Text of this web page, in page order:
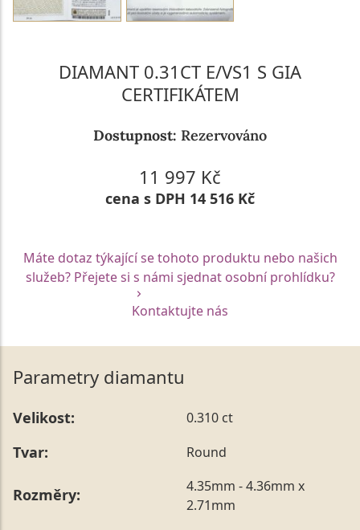
DIAMANT 0.31CT E/VS1 S GIA
CERTIFIKÁTEM
Dostupnost: Rezervováno
11 997 Kč
cena s DPH 14 516 Kč
Máte dotaz týkající se tohoto produktu nebo našich
služeb? Přejete si s námi sjednat osobní prohlídku?
Kontaktujte nás
Parametry diamantu
Velikost: 0.310 ct
Tvar: Round
Rozměry:
4.35mm - 4.36mm x
2.71mm